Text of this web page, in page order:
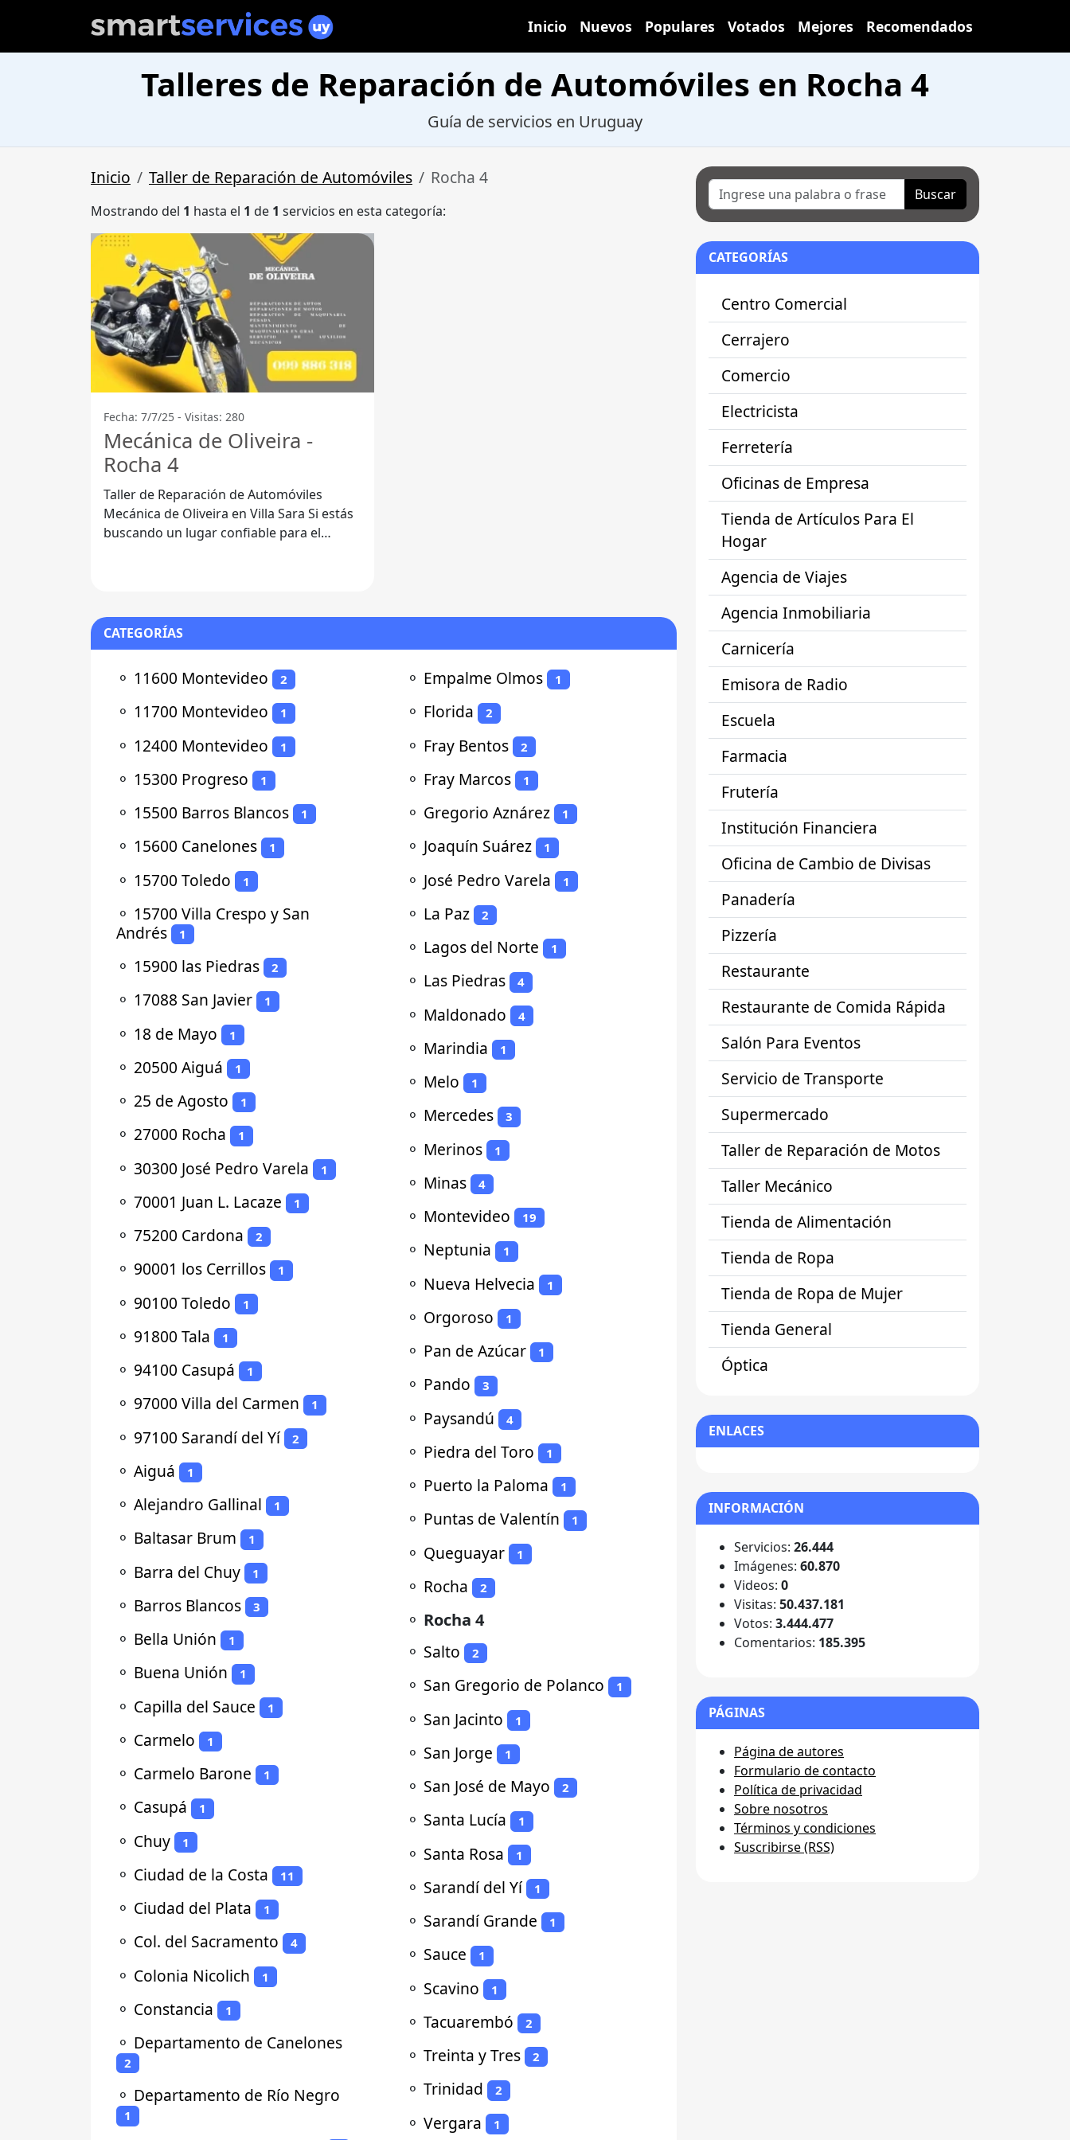
Inicio Nuevos Populares Votados Mejores Recomendados
Talleres de Reparación de Automóviles en Rocha 4
Guía de servicios en Uruguay
Inicio Taller de Reparación de Automóviles Rocha 4
Mostrando del 1 hasta el 1 de 1 servicios en esta categoría:
Fecha: 7/7/25 - Visitas: 280
Mecánica de Oliveira -
Rocha 4
Taller de Reparación de Automóviles
Mecánica de Oliveira en Villa Sara Si estás
buscando un lugar confiable para el
CATEGORÍAS
⚬ 11600 Montevideo 2
⚬ 11700 Montevideo 1
⚬ 12400 Montevideo 1
⚬ 15300 Progreso 1
⚬ 15500 Barros Blancos 1
⚬ 15600 Canelones 1
⚬ 15700 Toledo 1
⚬ 15700 Villa Crespo y San
Andrés
1
⚬ 15900 las Piedras 2
⚬ 17088 San Javier 1
⚬ 18 de Mayo 1
⚬ 20500 Aiguá 1
⚬ 25 de Agosto 1
⚬ 27000 Rocha 1
⚬ 30300 José Pedro Varela 1
⚬ 70001 Juan L. Lacaze 1
⚬ 75200 Cardona 2
⚬ 90001 los Cerrillos 1
⚬ 90100 Toledo 1
⚬ 91800 Tala 1
⚬ 94100 Casupá 1
⚬ 97000 Villa del Carmen 1
⚬ 97100 Sarandí del Yí 2
⚬ Aiguá 1
⚬ Alejandro Gallinal 1
⚬ Baltasar Brum 1
⚬ Barra del Chuy 1
⚬ Barros Blancos 3
⚬ Bella Unión 1
⚬ Buena Unión 1
⚬ Capilla del Sauce 1
⚬ Carmelo 1
⚬ Carmelo Barone 1
⚬ Casupá 1
⚬ Chuy 1
⚬ Ciudad de la Costa 11
⚬ Ciudad del Plata 1
⚬ Col. del Sacramento 4
⚬ Colonia Nicolich 1
⚬ Constancia 1
⚬ Departamento de Canelones
2
⚬ Departamento de Río Negro
1
⚬ Empalme Olmos 1
⚬ Florida 2
⚬ Fray Bentos 2
⚬ Fray Marcos 1
⚬ Gregorio Aznárez 1
⚬ Joaquín Suárez 1
⚬ José Pedro Varela 1
⚬ La Paz 2
⚬ Lagos del Norte 1
⚬ Las Piedras 4
⚬ Maldonado 4
⚬ Marindia 1
⚬ Melo 1
⚬ Mercedes 3
⚬ Merinos 1
⚬ Minas 4
⚬ Montevideo 19
⚬ Neptunia 1
⚬ Nueva Helvecia 1
⚬ Orgoroso 1
⚬ Pan de Azúcar 1
⚬ Pando 3
⚬ Paysandú 4
⚬ Piedra del Toro 1
⚬ Puerto la Paloma 1
⚬ Puntas de Valentín 1
⚬ Queguayar 1
⚬ Rocha 2
⚬ Rocha 4
⚬ Salto 2
⚬ San Gregorio de Polanco 1
⚬ San Jacinto 1
⚬ San Jorge 1
⚬ San José de Mayo 2
⚬ Santa Lucía 1
⚬ Santa Rosa 1
⚬ Sarandí del Yí 1
⚬ Sarandí Grande 1
⚬ Sauce 1
⚬ Scavino 1
⚬ Tacuarembó 2
⚬ Treinta y Tres 2
⚬ Trinidad 2
⚬ Vergara 1
Buscar
CATEGORÍAS
Centro Comercial
Cerrajero
Comercio
Electricista
Ferretería
Oficinas de Empresa
Tienda de Artículos Para El
Hogar
Agencia de Viajes
Agencia Inmobiliaria
Carnicería
Emisora de Radio
Escuela
Farmacia
Frutería
Institución Financiera
Oficina de Cambio de Divisas
Panadería
Pizzería
Restaurante
Restaurante de Comida Rápida
Salón Para Eventos
Servicio de Transporte
Supermercado
Taller de Reparación de Motos
Taller Mecánico
Tienda de Alimentación
Tienda de Ropa
Tienda de Ropa de Mujer
Tienda General
Óptica
ENLACES
INFORMACIÓN
Servicios: 26.444
Imágenes: 60.870
Videos: 0
Visitas: 50.437.181
Votos: 3.444.477
Comentarios: 185.395
PÁGINAS
Página de autores
Formulario de contacto
Política de privacidad
Sobre nosotros
Términos y condiciones
Suscribirse (RSS)